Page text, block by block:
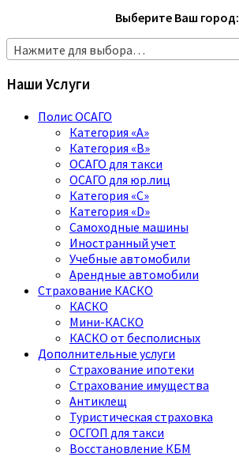
Выберите Ваш город:
Нажмите для выбора…
Наши Услуги
Полис ОСАГО
Категория «A»
Категория «B»
ОСАГО для такси
ОСАГО для юр.лиц
Категория «C»
Категория «D»
Самоходные машины
Иностранный учет
Учебные автомобили
Арендные автомобили
Страхование КАСКО
КАСКО
Мини-КАСКО
КАСКО от бесполисных
Дополнительные услуги
Страхование ипотеки
Страхование имущества
Антиклещ
Туристическая страховка
ОСГОП для такси
Восстановление КБМ